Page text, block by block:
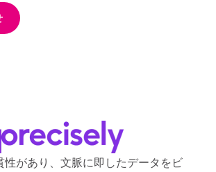
性があり、文脈に即したデータをビ